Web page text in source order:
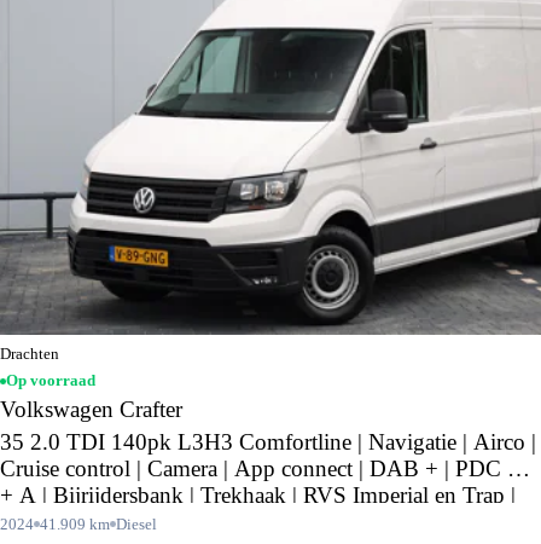
Drachten
Op voorraad
Volkswagen Crafter
35 2.0 TDI 140pk L3H3 Comfortline | Navigatie | Airco |
Cruise control | Camera | App connect | DAB + | PDC V
+ A | Bijrijdersbank | Trekhaak | RVS Imperial en Trap |
Betimmering |
2024 41.909 km Diesel